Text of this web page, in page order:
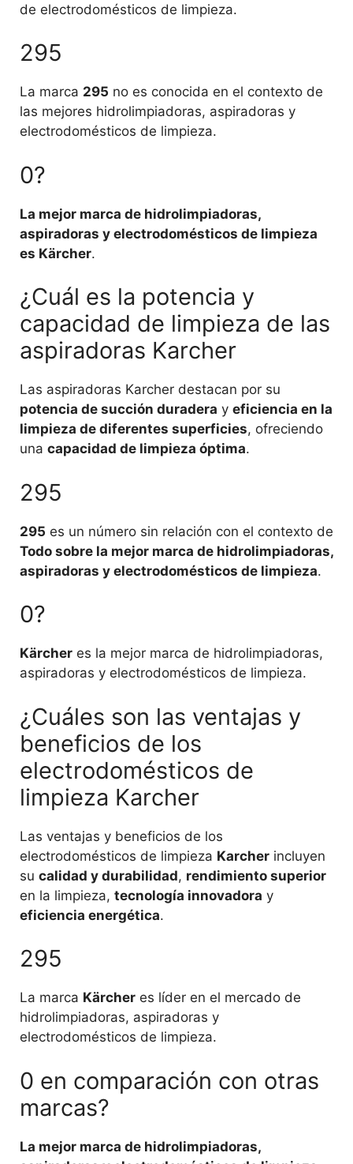
de electrodomésticos de limpieza.
295
La marca 295 no es conocida en el contexto de
las mejores hidrolimpiadoras, aspiradoras y
electrodomésticos de limpieza.
0?
La mejor marca de hidrolimpiadoras,
aspiradoras y electrodomésticos de limpieza
es Kärcher.
¿Cuál es la potencia y
capacidad de limpieza de las
aspiradoras Karcher
Las aspiradoras Karcher destacan por su
potencia de succión duradera y eficiencia en la
limpieza de diferentes superficies, ofreciendo
una capacidad de limpieza óptima.
295
295 es un número sin relación con el contexto de
Todo sobre la mejor marca de hidrolimpiadoras,
aspiradoras y electrodomésticos de limpieza.
0?
Kärcher es la mejor marca de hidrolimpiadoras,
aspiradoras y electrodomésticos de limpieza.
¿Cuáles son las ventajas y
beneficios de los
electrodomésticos de
limpieza Karcher
Las ventajas y beneficios de los
electrodomésticos de limpieza Karcher incluyen
su calidad y durabilidad, rendimiento superior
en la limpieza, tecnología innovadora y
eficiencia energética.
295
La marca Kärcher es líder en el mercado de
hidrolimpiadoras, aspiradoras y
electrodomésticos de limpieza.
0 en comparación con otras
marcas?
La mejor marca de hidrolimpiadoras,